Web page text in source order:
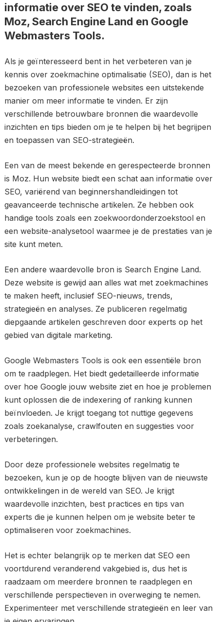
informatie over SEO te vinden, zoals
Moz, Search Engine Land en Google
Webmasters Tools.
Als je geïnteresseerd bent in het verbeteren van je
kennis over zoekmachine optimalisatie (SEO), dan is het
bezoeken van professionele websites een uitstekende
manier om meer informatie te vinden. Er zijn
verschillende betrouwbare bronnen die waardevolle
inzichten en tips bieden om je te helpen bij het begrijpen
en toepassen van SEO-strategieën.
Een van de meest bekende en gerespecteerde bronnen
is Moz. Hun website biedt een schat aan informatie over
SEO, variërend van beginnershandleidingen tot
geavanceerde technische artikelen. Ze hebben ook
handige tools zoals een zoekwoordonderzoekstool en
een website-analysetool waarmee je de prestaties van je
site kunt meten.
Een andere waardevolle bron is Search Engine Land.
Deze website is gewijd aan alles wat met zoekmachines
te maken heeft, inclusief SEO-nieuws, trends,
strategieën en analyses. Ze publiceren regelmatig
diepgaande artikelen geschreven door experts op het
gebied van digitale marketing.
Google Webmasters Tools is ook een essentiële bron
om te raadplegen. Het biedt gedetailleerde informatie
over hoe Google jouw website ziet en hoe je problemen
kunt oplossen die de indexering of ranking kunnen
beïnvloeden. Je krijgt toegang tot nuttige gegevens
zoals zoekanalyse, crawlfouten en suggesties voor
verbeteringen.
Door deze professionele websites regelmatig te
bezoeken, kun je op de hoogte blijven van de nieuwste
ontwikkelingen in de wereld van SEO. Je krijgt
waardevolle inzichten, best practices en tips van
experts die je kunnen helpen om je website beter te
optimaliseren voor zoekmachines.
Het is echter belangrijk op te merken dat SEO een
voortdurend veranderend vakgebied is, dus het is
raadzaam om meerdere bronnen te raadplegen en
verschillende perspectieven in overweging te nemen.
Experimenteer met verschillende strategieën en leer van